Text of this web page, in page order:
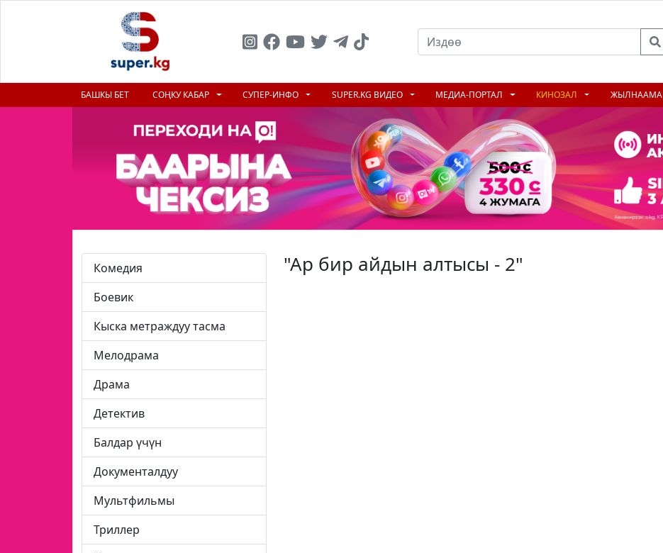
БАШКЫ БЕТ СОҢКУ КАБАР СУПЕР-ИНФО SUPER.KG ВИДЕО МЕДИА-ПОРТАЛ КИНОЗАЛ ЖЫЛНААМА
Комедия
Боевик
Кыска метраждуу тасма
Мелодрама
Драма
Детектив
Балдар үчүн
Документалдуу
Мультфильмы
Триллер
"Ар бир айдын алтысы - 2"